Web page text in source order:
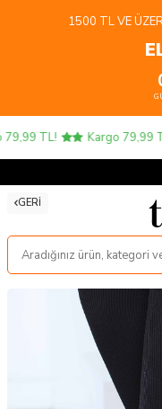
1500 TL VE
TL! Kargo 79,99
GERI